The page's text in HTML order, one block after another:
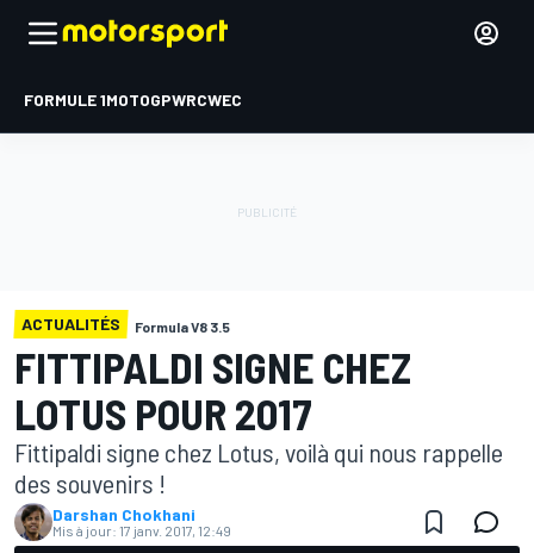
FORMULE 1MOTOGPWRCWEC
ACTUALITÉS Formula V8 3.5
FITTIPALDI SIGNE CHEZ
LOTUS POUR 2017
Fittipaldi signe chez Lotus, voilà qui nous rappelle
des souvenirs !
Darshan Chokhani
Mis à jour: 17 janv. 2017, 12:49